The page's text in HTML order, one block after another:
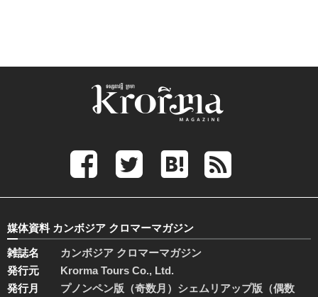
媒体資料 カンボジア クロマーマガジン
雑誌名
カンボジア クロマーマガジン
発行元
Krorma Tours Co., Ltd.
発行月
プノンペン版（奇数月）シェムリアップ版（偶数